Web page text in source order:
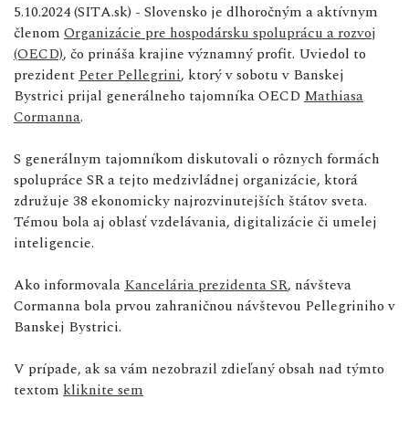
5.10.2024 (SITA.sk) - Slovensko je dlhoročným a aktívnym
členom Organizácie pre hospodársku spoluprácu a rozvoj
(OECD), čo prináša krajine významný profit. Uviedol to
prezidentPeter Pellegrini, ktorý v sobotu v Banskej
Bystrici prijal generálneho tajomníka OECD Mathiasa
Cormanna.
S generálnym tajomníkom diskutovali o rôznych formách
spolupráce SR a tejto medzivládnej organizácie, ktorá
združuje 38 ekonomicky najrozvinutejších štátov sveta.
Témou bola aj oblasť vzdelávania, digitalizácie či umelej
inteligencie.
Ako informovalaKancelária prezidenta SR, návšteva
Cormanna bola prvou zahraničnou návštevou Pellegriniho v
Banskej Bystrici.
V prípade, ak sa vám nezobrazil zdieľaný obsah nad týmto
textom kliknite sem